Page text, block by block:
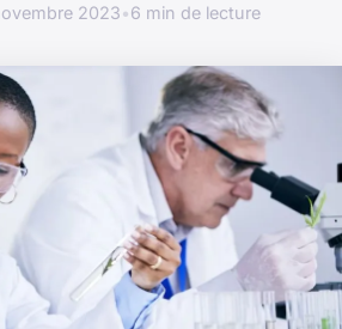
2023•6 min de lecture